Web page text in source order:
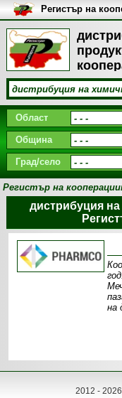
Регистър на
България
Област
Община
Град/село
Регистър на
дистрибуция
на
2012 -